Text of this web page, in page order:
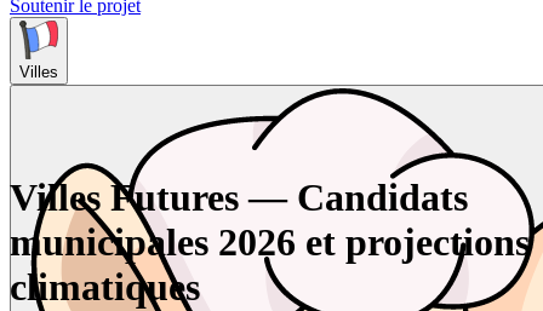
Soutenir le projet
Villes
Villes Futures — Candidats
municipales 2026 et projections
climatiques